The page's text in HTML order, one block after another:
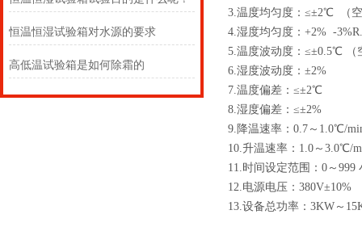
恒温恒湿试验箱对水源的要求
高低温试验箱是如何除霜的
3.温度均匀度：≤±2℃ （
4.湿度均匀度：+2% -
5.温度波动度：≤±0.5℃ （
6.湿度波动度：±2%
7.温度偏差：≤±2℃
8.湿度偏差：≤±2%
9.降温速率：0.7～1.0℃/
10.升温速率：1.0～3.0℃/
11.时间设定范围：0～999
12.电源电压：380V±10%
13.设备总功率：3KW～